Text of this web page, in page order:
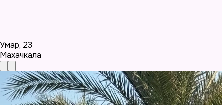
Умар, 23
Махачкала